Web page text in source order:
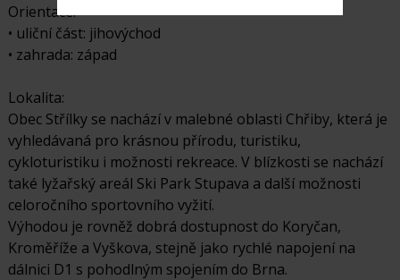
Orientace:
• uliční část: jihovýchod
• zahrada: západ
Lokalita:
Obec Střílky se nachází v malebné oblasti Chřiby, která je
vyhledávaná pro krásnou přírodu, turistiku,
cykloturistiku i možnosti rekreace. V blízkosti se nachází
také lyžařský areál Ski Park Stupava a další možnosti
celoročního sportovního vyžití.
Výhodou je rovněž dobrá dostupnost do Koryčan,
Kroměříže a Vyškova, stejně jako rychlé napojení na
dálnici D1 s pohodlným spojením do Brna.